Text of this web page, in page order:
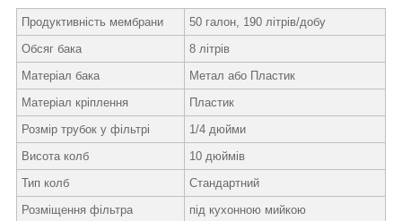
Продуктивність мембрани
50 галон, 190 літрів/добу
Обсяг бака
8 літрів
Матеріал бака
Метал або Пластик
Матеріал кріплення
Пластик
Розмір трубок у фільтрі
1/4 дюйми
Висота колб
10 дюймів
Тип колб
Стандартний
Розміщення фільтра
під кухонною мийкою